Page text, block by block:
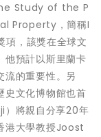
Study of the P
Property，簡稱I
項，該獎在全球文
他預計以斯里蘭卡
流的重要性。另
史文化博物館也首
）將親自分享20年
港大學教授Joost